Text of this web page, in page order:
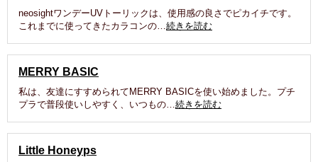
neosightワンデーUVトーリックは、使用感の良さでピカイチです。
これまでに使ってきたカラコンの…続きを読む
MERRY BASIC
私は、友達にすすめられてMERRY BASICを使い始めました。プチ
プラで普段使いしやすく、いつもの…続きを読む
Little Honeyps